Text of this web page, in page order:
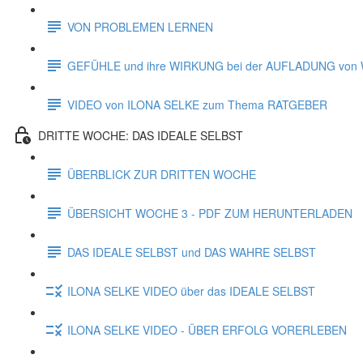
VON PROBLEMEN LERNEN
GEFÜHLE und ihre WIRKUNG bei der AUFLADUNG von
VIDEO von ILONA SELKE zum Thema RATGEBER
DRITTE WOCHE: DAS IDEALE SELBST
ÜBERBLICK ZUR DRITTEN WOCHE
ÜBERSICHT WOCHE 3 - PDF ZUM HERUNTERLADEN
DAS IDEALE SELBST und DAS WAHRE SELBST
ILONA SELKE VIDEO über das IDEALE SELBST
ILONA SELKE VIDEO - ÜBER ERFOLG VORERLEBEN